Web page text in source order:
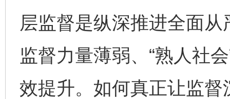
层监督是纵深推进全面
监督力量薄弱、“熟人社
效提升。如何真正让监